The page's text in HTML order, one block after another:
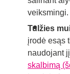
veiksmingi.
Tulžies
įrodė esąs
naudojant
skalbimą